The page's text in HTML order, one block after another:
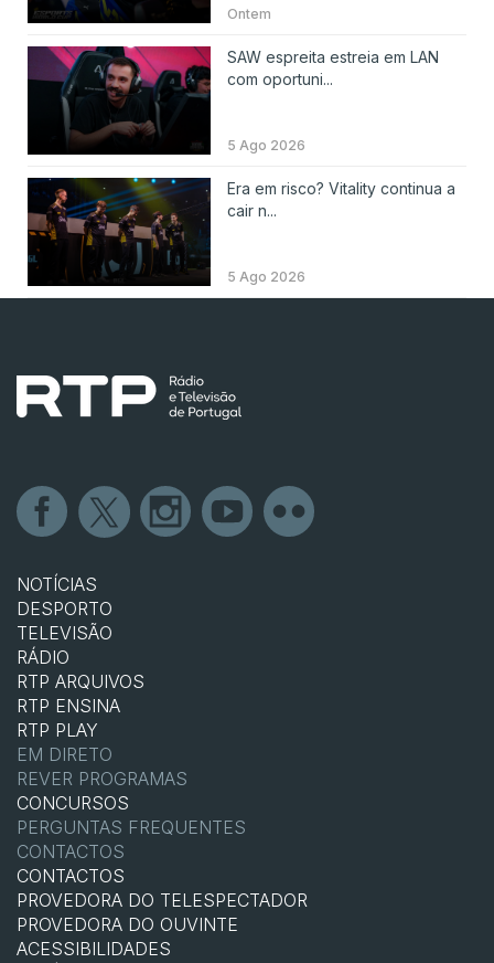
Ontem
SAW espreita estreia em LAN
com oportuni...
5 Ago 2026
Era em risco? Vitality continua a
cair n...
5 Ago 2026
NOTÍCIAS
DESPORTO
TELEVISÃO
RÁDIO
RTP ARQUIVOS
RTP ENSINA
RTP PLAY
EM DIRETO
REVER PROGRAMAS
CONCURSOS
PERGUNTAS FREQUENTES
CONTACTOS
CONTACTOS
PROVEDORA DO TELESPECTADOR
PROVEDORA DO OUVINTE
ACESSIBILIDADES